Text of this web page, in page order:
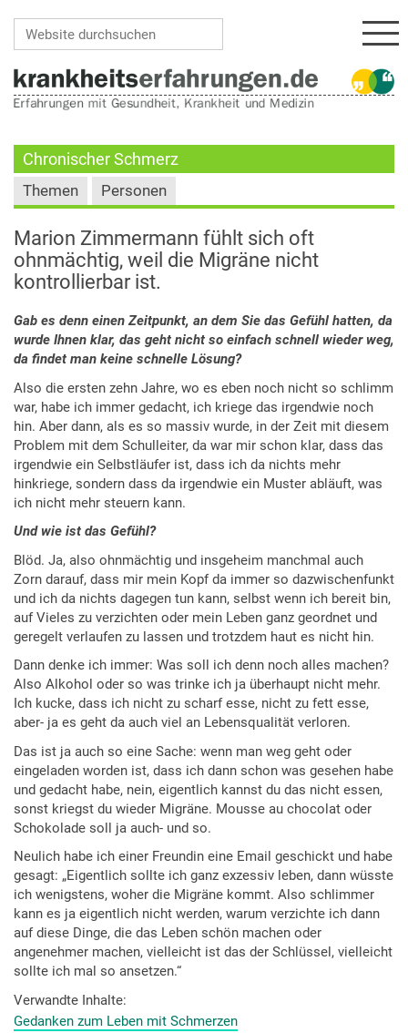
Chronischer Schmerz
Themen Personen
Marion Zimmermann fühlt sich oft
ohnmächtig, weil die Migräne nicht
kontrollierbar ist.
Gab es denn einen Zeitpunkt, an dem Sie das Gefühl hatten, da
wurde Ihnen klar, das geht nicht so einfach schnell wieder weg,
da findet man keine schnelle Lösung?
Also die ersten zehn Jahre, wo es eben noch nicht so schlimm
war, habe ich immer gedacht, ich kriege das irgendwie noch
hin. Aber dann, als es so massiv wurde, in der Zeit mit diesem
Problem mit dem Schulleiter, da war mir schon klar, dass das
irgendwie ein Selbstläufer ist, dass ich da nichts mehr
hinkriege, sondern dass da irgendwie ein Muster abläuft, was
ich nicht mehr steuern kann.
Und wie ist das Gefühl?
Blöd. Ja, also ohnmächtig und insgeheim manchmal auch
Zorn darauf, dass mir mein Kopf da immer so dazwischenfunkt
und ich da nichts dagegen tun kann, selbst wenn ich bereit bin,
auf Vieles zu verzichten oder mein Leben ganz geordnet und
geregelt verlaufen zu lassen und trotzdem haut es nicht hin.
Dann denke ich immer: Was soll ich denn noch alles machen?
Also Alkohol oder so was trinke ich ja überhaupt nicht mehr.
Ich kucke, dass ich nicht zu scharf esse, nicht zu fett esse,
aber- ja es geht da auch viel an Lebensqualität verloren.
Das ist ja auch so eine Sache: wenn man weg geht oder
eingeladen worden ist, dass ich dann schon was gesehen habe
und gedacht habe, nein, eigentlich kannst du das nicht essen,
sonst kriegst du wieder Migräne. Mousse au chocolat oder
Schokolade soll ja auch- und so.
Neulich habe ich einer Freundin eine Email geschickt und habe
gesagt: „Eigentlich sollte ich ganz exzessiv leben, dann wüsste
ich wenigstens, woher die Migräne kommt. Also schlimmer
kann es ja eigentlich nicht werden, warum verzichte ich dann
auf diese Dinge, die das Leben schön machen oder
angenehmer machen, vielleicht ist das der Schlüssel, vielleicht
sollte ich mal so ansetzen.“
Verwandte Inhalte
Gedanken zum Leben mit Schmerzen